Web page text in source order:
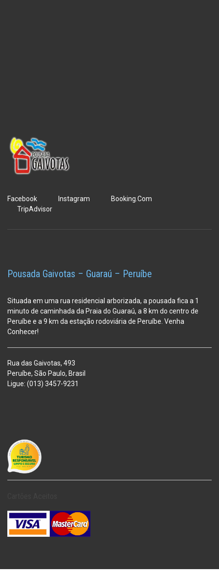
Facebook Instagram
Booking.Com
TripAdvisor
Pousada Gaivotas – Guaraú – Peruíbe
Situada em uma rua residencial arborizada, a pousada fica a 1
minuto de caminhada da Praia do Guaraú, a 8 km do centro de
Peruíbe e a 9 km da estação rodoviária de Peruíbe. Venha
Conhecer!
Rua das Gaivotas, 493
Peruíbe, São Paulo, Brasil
Ligue: (013) 3457-9231